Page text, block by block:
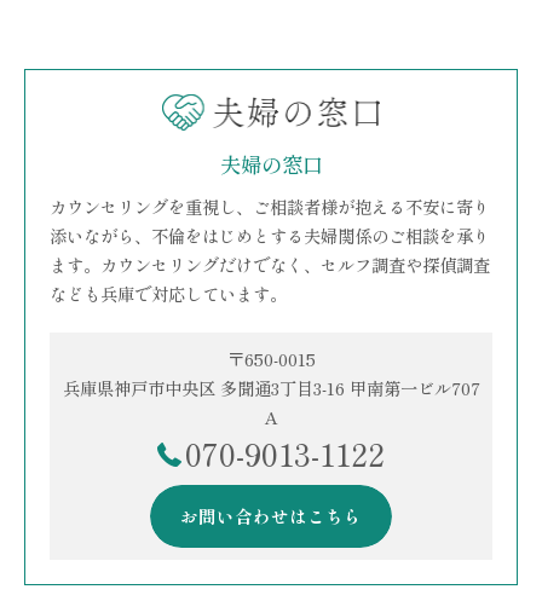
夫婦の窓口
カウンセリングを重視し、ご相談者様が抱える不安に寄り
添いながら、不倫をはじめとする夫婦関係のご相談を承り
ます。カウンセリングだけでなく、セルフ調査や探偵調査
なども兵庫で対応しています。
〒650-0015
兵庫県神戸市中央区 多聞通3丁目3-16 甲南第一ビル707
A
070-9013-1122
お問い合わせはこちら